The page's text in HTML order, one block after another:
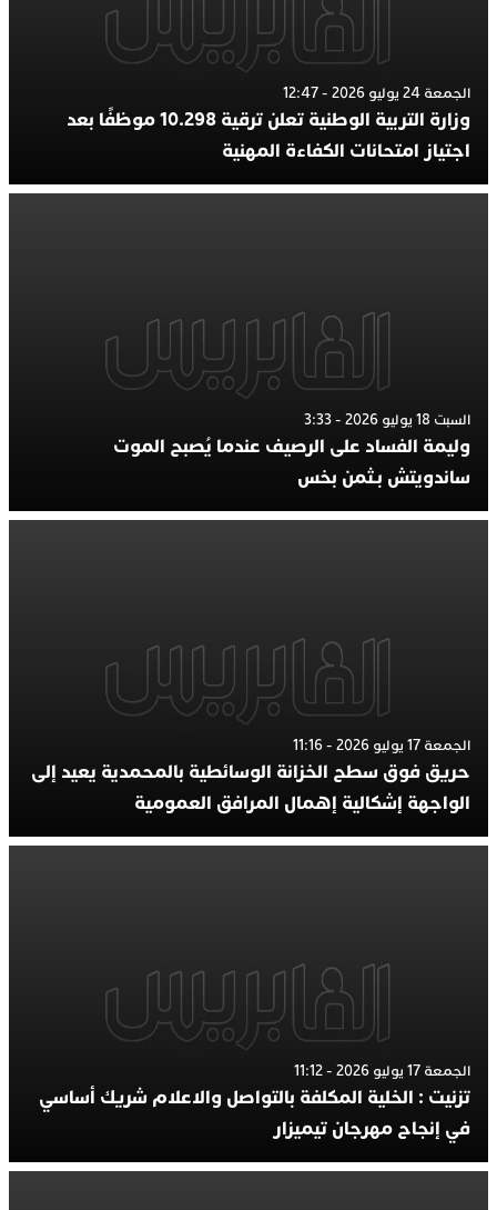
الجمعة 24 يوليو 2026 - 12:47
وزارة التربية الوطنية تعلن ترقية 10.298 موظفًا بعد
اجتياز امتحانات الكفاءة المهنية
السبت 18 يوليو 2026 - 3:33
وليمة الفساد على الرصيف عندما يُصبح الموت
ساندويتش بـثمن بخس
الجمعة 17 يوليو 2026 - 11:16
حريق فوق سطح الخزانة الوسائطية بالمحمدية يعيد إلى
الواجهة إشكالية إهمال المرافق العمومية
الجمعة 17 يوليو 2026 - 11:12
تزنيت : الخلية المكلفة بالتواصل والاعلام شريك أساسي
في إنجاح مهرجان تيميزار